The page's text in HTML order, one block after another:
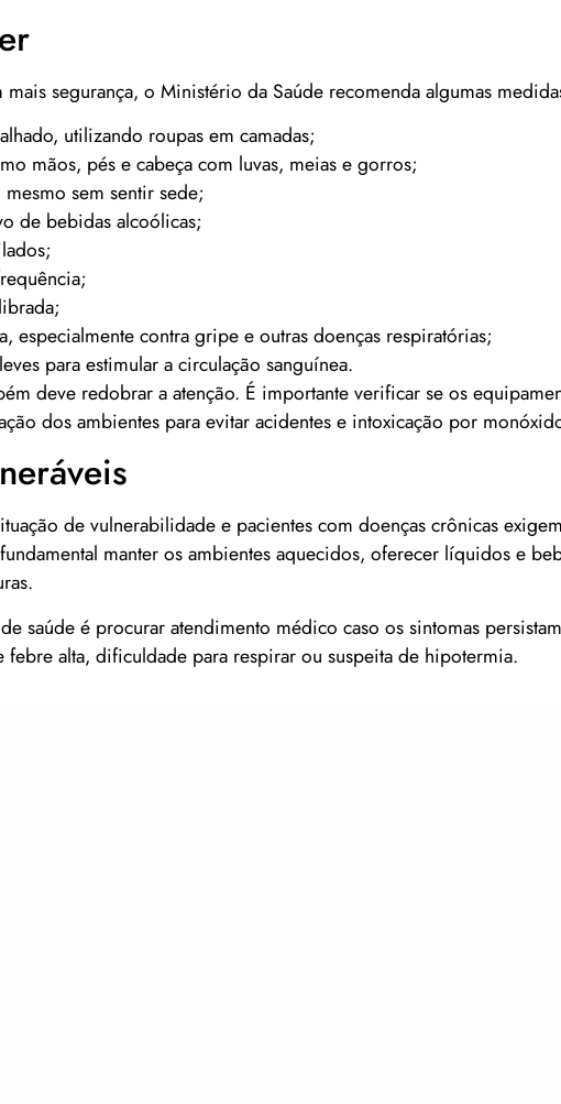
segurança, o Ministério da Saúde recomenda algumas
utilizando roupas em camadas;
mãos, pés e cabeça com luvas, meias e gorros;
sem sentir sede;
de bebidas alcoólicas;
especialmente contra gripe e outras doenças respiratórias;
para estimular a circulação sanguínea.
deve redobrar a atenção. É importante verificar se os
dos ambientes para evitar acidentes e intoxicação por
de vulnerabilidade e pacientes com doenças crônicas
manter os ambientes aquecidos, oferecer líquidos e
saúde é procurar atendimento médico caso os sintomas
febre alta, dificuldade para respirar ou suspeita de hipotermia.